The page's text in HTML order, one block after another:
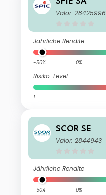
Valor: 28425996
Jährliche Rendite
-50% 0%
Risiko-Level
1
SCOR SE
Valor: 2844943
Jährliche Rendite
-50% 0%